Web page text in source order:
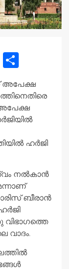
Gmail
അപേക്ഷ
ഹർജി
നൽകാൻ
ബീരാൻ
വിഭാഗത്തെ
വാദം.